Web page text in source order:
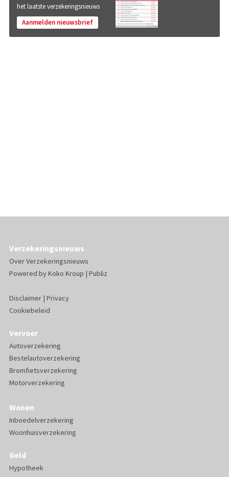
het laatste verzekeringsnieuws
Aanmelden nieuwsbrief
Verzekeringsnieuws
Over Verzekeringsnieuws
Powered byKoko Kroup | Publiz
Disclaimer| Privacy
Cookiebeleid
Vervoer
Autoverzekering
Bestelautoverzekering
Bromfietsverzekering
Motorverzekering
Wonen
Inboedelverzekering
Woonhuisverzekering
Geld
Hypotheek